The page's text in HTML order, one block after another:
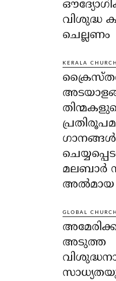
വിശുദ്ധ
ചെല്ലണം
KERALA CHURCH
മലബാർ
അൽമായ
GLOBAL CHURCH
അടുത്ത